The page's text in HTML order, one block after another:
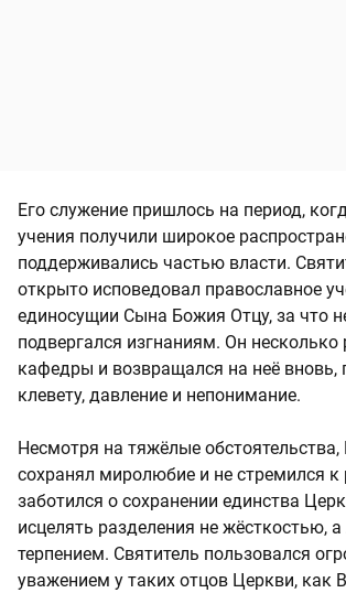
Его служение пришлось на период,
учения получили широкое
поддерживались частью власти.
открыто исповедовал православное
единосущии Сына Божия Отцу, за что
подвергался изгнаниям. Он
кафедры и возвращался на неё вновь,
клевету, давление и непонимание.
Несмотря на тяжёлые обстоятельства,
сохранял миролюбие и не стремился
заботился о сохранении единства
исцелять разделения не жёсткостью,
терпением. Святитель пользовался
уважением у таких отцов Церкви, как